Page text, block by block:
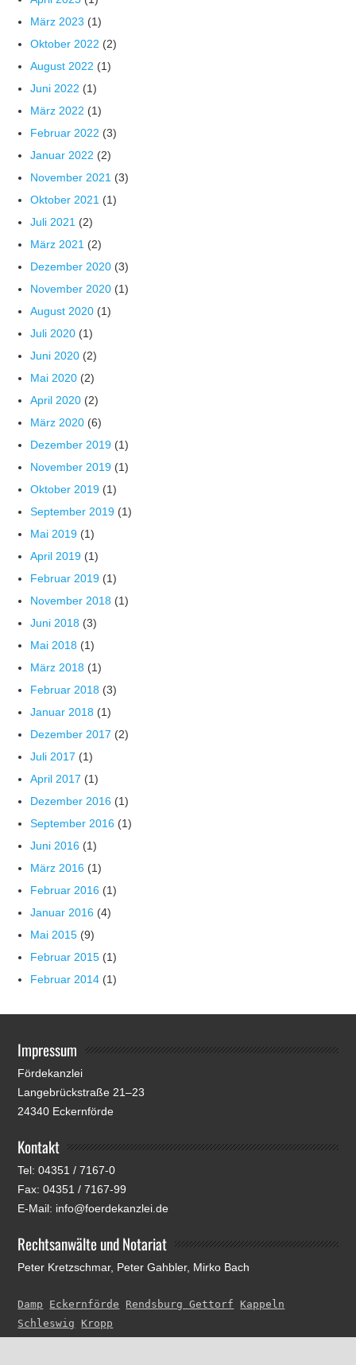
März 2023 (1)
Oktober 2022 (2)
August 2022 (1)
Juni 2022 (1)
März 2022 (1)
Februar 2022 (3)
Januar 2022 (2)
November 2021 (3)
Oktober 2021 (1)
Juli 2021 (2)
März 2021 (2)
Dezember 2020 (3)
November 2020 (1)
August 2020 (1)
Juli 2020 (1)
Juni 2020 (2)
Mai 2020 (2)
April 2020 (2)
März 2020 (6)
Dezember 2019 (1)
November 2019 (1)
Oktober 2019 (1)
September 2019 (1)
Mai 2019 (1)
April 2019 (1)
Februar 2019 (1)
November 2018 (1)
Juni 2018 (3)
Mai 2018 (1)
März 2018 (1)
Februar 2018 (3)
Januar 2018 (1)
Dezember 2017 (2)
Juli 2017 (1)
April 2017 (1)
Dezember 2016 (1)
September 2016 (1)
Juni 2016 (1)
März 2016 (1)
Februar 2016 (1)
Januar 2016 (4)
Mai 2015 (9)
Februar 2015 (1)
Februar 2014 (1)
Impressum
Fördekanzlei
Langebrückstraße 21–23
24340 Eckernförde
Kontakt
Tel: 04351 / 7167-0
Fax: 04351 / 7167-99
E-Mail: info@foerdekanzlei.de
Rechtsanwälte und Notariat
Peter Kretzschmar, Peter Gahbler, Mirko Bach
Damp Eckernförde Rendsburg Gettorf
Kappeln
Schleswig
Kropp